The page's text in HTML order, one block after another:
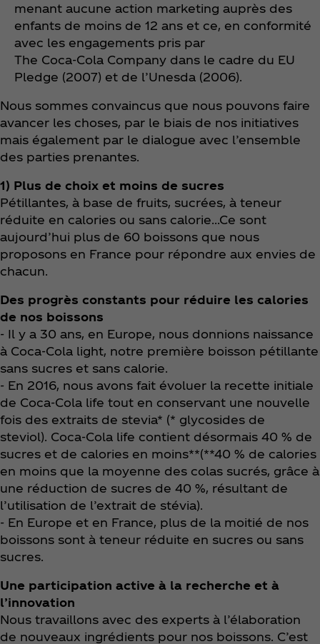
menant aucune action marketing auprès des
enfants de moins de 12 ans et ce, en conformité
avec les engagements pris par
The Coca‑Cola Company dans le cadre du EU
Pledge (2007) et de l’Unesda (2006).
Nous sommes convaincus que nous pouvons faire
avancer les choses, par le biais de nos initiatives
mais également par le dialogue avec l’ensemble
des parties prenantes.
1) Plus de choix et moins de sucres
Pétillantes, à base de fruits, sucrées, à teneur
réduite en calories ou sans calorie...Ce sont
aujourd’hui plus de 60 boissons que nous
proposons en France pour répondre aux envies de
chacun.
Des progrès constants pour réduire les calories
de nos boissons
- Il y a 30 ans, en Europe, nous donnions naissance
à Coca‑Cola light, notre première boisson pétillante
sans sucres et sans calorie.
- En 2016, nous avons fait évoluer la recette initiale
de Coca‑Cola life tout en conservant une nouvelle
fois des extraits de stevia* (* glycosides de
steviol). Coca‑Cola life contient désormais 40 % de
sucres et de calories en moins**(**40 % de calories
en moins que la moyenne des colas sucrés, grâce à
une réduction de sucres de 40 %, résultant de
l’utilisation de l’extrait de stévia).
- En Europe et en France, plus de la moitié de nos
boissons sont à teneur réduite en sucres ou sans
sucres.
Une participation active à la recherche et à
l’innovation
Nous travaillons avec des experts à l’élaboration
de nouveaux ingrédients pour nos boissons. C’est